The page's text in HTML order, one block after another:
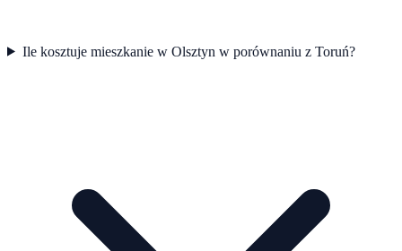
Ile kosztuje mieszkanie w Olsztyn w porównaniu z Toruń?